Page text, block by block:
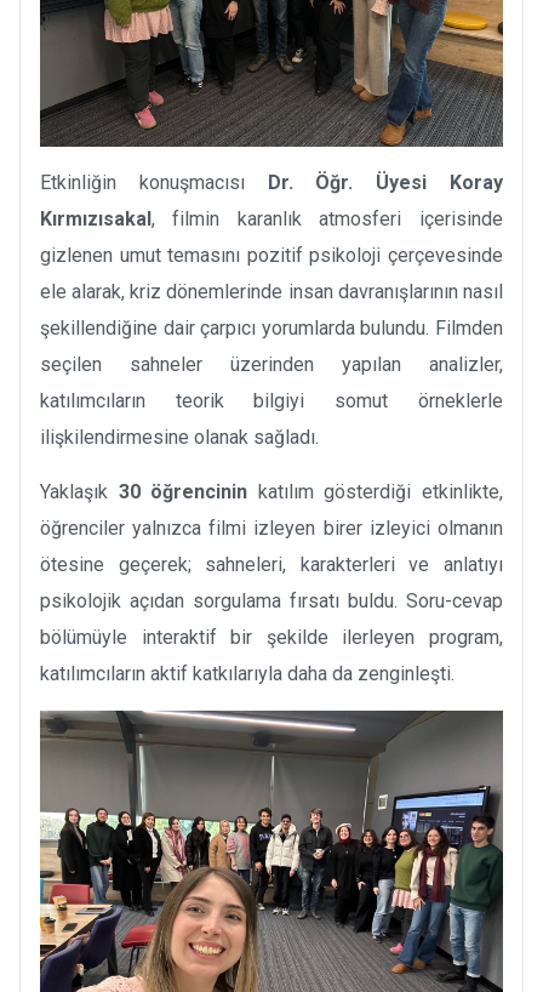
Etkinliğin konuşmacısı Dr. Öğr. Üyesi Koray
Kırmızısakal, filmin karanlık atmosferi içerisinde
gizlenen umut temasını pozitif psikoloji çerçevesinde
ele alarak, kriz dönemlerinde insan davranışlarının nasıl
şekillendiğine dair çarpıcı yorumlarda bulundu. Filmden
seçilen sahneler üzerinden yapılan analizler,
katılımcıların teorik bilgiyi somut örneklerle
ilişkilendirmesine olanak sağladı.
Yaklaşık 30 öğrencinin katılım gösterdiği etkinlikte,
öğrenciler yalnızca filmi izleyen birer izleyici olmanın
ötesine geçerek; sahneleri, karakterleri ve anlatıyı
psikolojik açıdan sorgulama fırsatı buldu. Soru-cevap
bölümüyle interaktif bir şekilde ilerleyen program,
katılımcıların aktif katkılarıyla daha da zenginleşti.